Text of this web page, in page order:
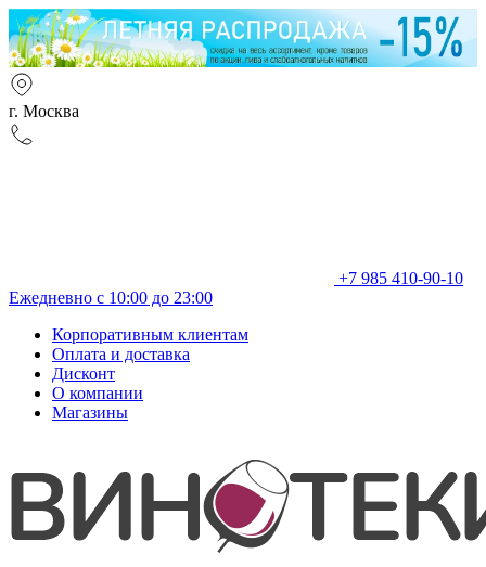
г. Москва
+7 985 410-90-10
Ежедневно с 10:00 до 23:00
Корпоративным клиентам
Оплата и доставка
Дисконт
О компании
Магазины